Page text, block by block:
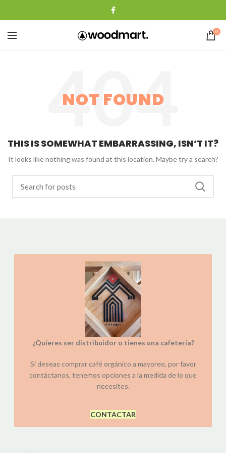
0
NOT FOUND
THIS IS SOMEWHAT EMBARRASSING, ISN’T IT?
It looks like nothing was found at this location. Maybe try a search?
¿Quieres ser distribuidor o tienes una cafetería?
Si deseas comprar café orgánico a mayoreo, por favor
contáctanos, tenemos opciones a la medida de lo que
necesites.
CONTACTAR